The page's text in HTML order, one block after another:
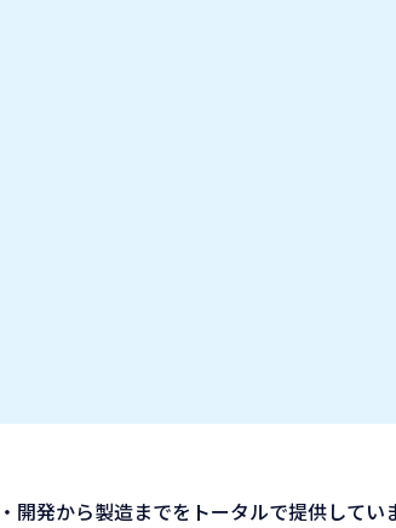
発から製造までをトータルで提供していま